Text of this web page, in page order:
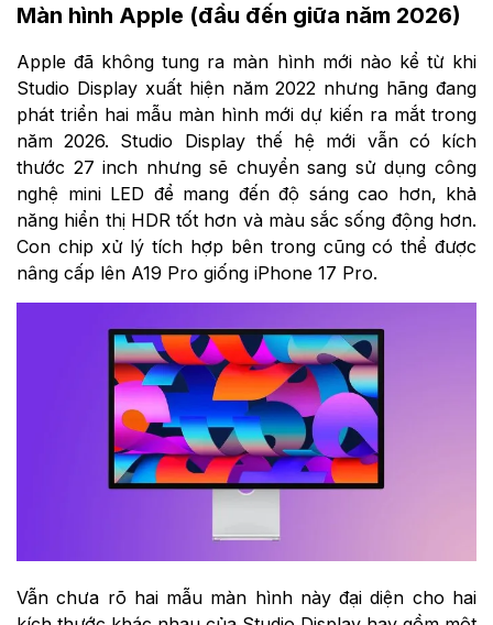
Màn hình Apple (đầu đến giữa năm 2026)
Apple đã không tung ra màn hình mới nào kể từ khi
Studio Display xuất hiện năm 2022 nhưng hãng đang
phát triển hai mẫu màn hình mới dự kiến ra mắt trong
năm 2026. Studio Display thế hệ mới vẫn có kích
thước 27 inch nhưng sẽ chuyển sang sử dụng công
nghệ mini LED để mang đến độ sáng cao hơn, khả
năng hiển thị HDR tốt hơn và màu sắc sống động hơn.
Con chip xử lý tích hợp bên trong cũng có thể được
nâng cấp lên A19 Pro giống iPhone 17 Pro.
Vẫn chưa rõ hai mẫu màn hình này đại diện cho hai